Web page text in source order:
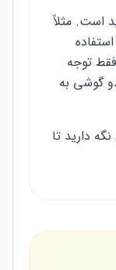
است. مثلاً
استفاده
توجه
گوشی به
دارید تا